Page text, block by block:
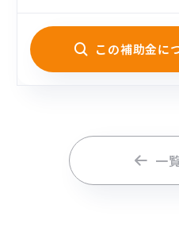
この補助金に
一